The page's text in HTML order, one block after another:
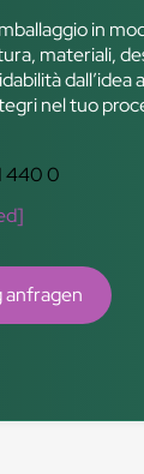
in
materiali,
dall’idea
nel tuo
440 0
anfragen